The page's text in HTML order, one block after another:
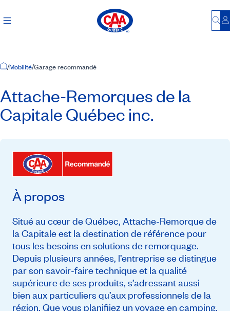
Accueil
/Mobilité/Garage recommandé
Attache-Remorques de la
Capitale Québec inc.
À propos
Situé au cœur de Québec, Attache-Remorque de
la Capitale est la destination de référence pour
tous les besoins en solutions de remorquage.
Depuis plusieurs années, l’entreprise se distingue
par son savoir-faire technique et la qualité
supérieure de ses produits, s’adressant aussi
bien aux particuliers qu’aux professionnels de la
région. Que vous planifiiez un voyage en camping,